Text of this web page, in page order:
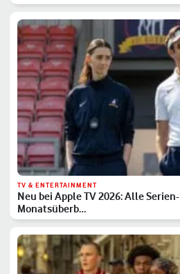
TV & ENTERTAINMENT
Neu bei Apple TV 2026: Alle
Monatsüberb…